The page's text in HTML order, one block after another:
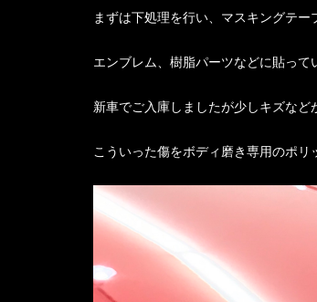
まずは下処理を行い、マスキングテー
エンブレム、樹脂パーツなどに貼って
新車でご入庫しましたが少しキズなど
こういった傷をボディ磨き専用のポリ